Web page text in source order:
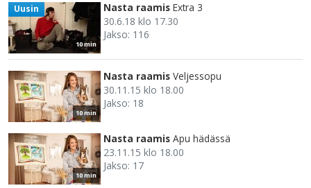
10 min
Uusin Nasta raamis Extra 3
30.6.18 klo 17.30
Jakso: 116
10 min
Nasta raamis Veljessopu
30.11.15 klo 18.00
Jakso: 18
10 min
Nasta raamis Apu hädässä
23.11.15 klo 18.00
Jakso: 17